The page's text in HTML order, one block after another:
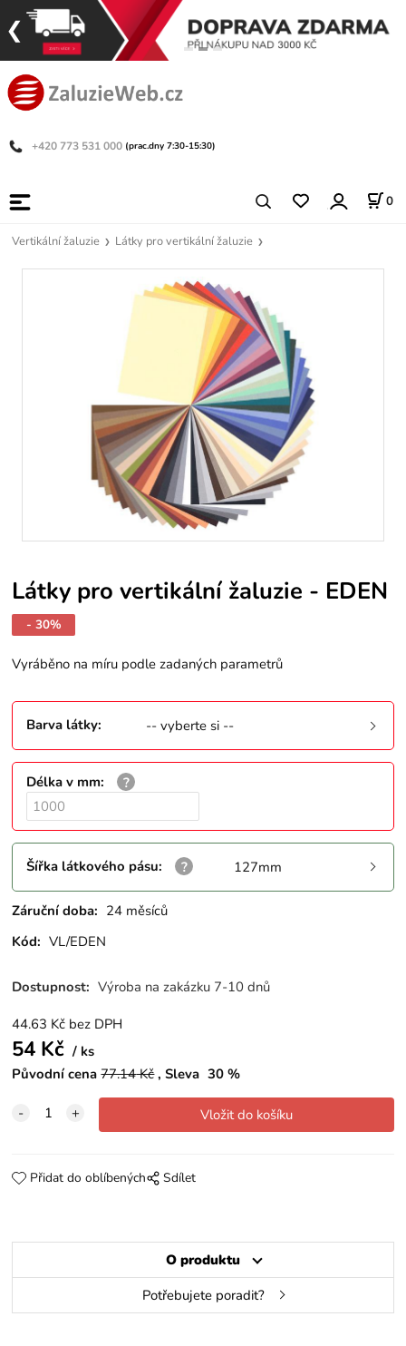
+420 773 531 000 (prac.dny 7:30-15:30)
0
Vertikální žaluzie Látky pro vertikální žaluzie
Látky pro vertikální žaluzie - EDEN
- 30%
Vyráběno na míru podle zadaných parametrů
Barva látky: -- vyberte si --
Délka v mm:
Šířka látkového pásu: 127mm
Záruční doba: 24 měsíců
Kód: VL/EDEN
Dostupnost: Výroba na zakázku 7-10 dnů
44.63 Kč bez DPH
54 Kč
ks
Původní cena 77.14Kč Sleva 30 %
Přidat do oblíbených Sdílet
O produktu
Potřebujete poradit?